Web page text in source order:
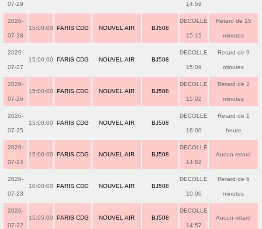
07-29 14:59
2026-
07-28
15:00:00 PARIS CDG NOUVEL AIR BJ508
DECOLLE
15:15
Retard de 15
minutes
2026-
07-27
15:00:00 PARIS CDG NOUVEL AIR BJ508
DECOLLE
15:09
Retard de 9
minutes
2026-
07-26
15:00:00 PARIS CDG NOUVEL AIR BJ508
DECOLLE
15:02
Retard de 2
minutes
2026-
07-25
15:00:00 PARIS CDG NOUVEL AIR BJ508
DECOLLE
16:00
Retard de 1
heure
2026-
07-24
15:00:00 PARIS CDG NOUVEL AIR BJ508
DECOLLE
14:52
Aucun retard
2026-
07-23
10:00:00 PARIS CDG NOUVEL AIR BJ508
DECOLLE
10:06
Retard de 6
minutes
2026-
07-22
15:05:00 PARIS CDG NOUVEL AIR BJ508
DECOLLE
14:57
Aucun retard